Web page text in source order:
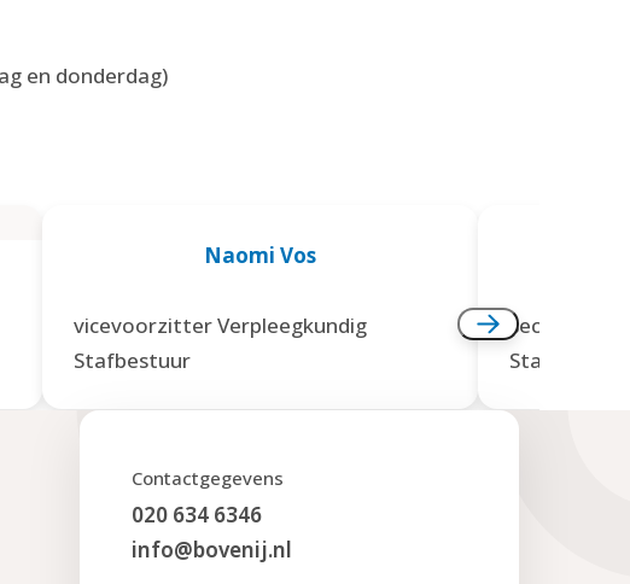
en donderdag)
Naomi Vos
vicevoorzitter Verpleegkundig
Stafbestuur
secretaris
Stafbestuur
Contactgegevens
020 634 6346
info@bovenij.nl